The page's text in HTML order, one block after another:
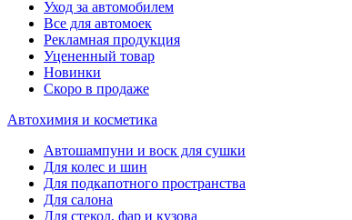
Уход за автомобилем
Все для автомоек
Рекламная продукция
Уцененный товар
Новинки
Скоро в продаже
Автохимия и косметика
Автошампуни и воск для сушки
Для колес и шин
Для подкапотного пространства
Для салона
Для стекол, фар и кузова